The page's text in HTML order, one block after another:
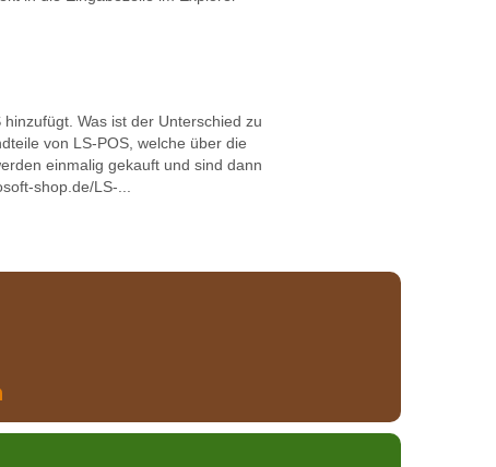
Was ist der Unterschied zu
von LS-POS, welche über die
einmalig gekauft und sind dann
shop.de/LS-...